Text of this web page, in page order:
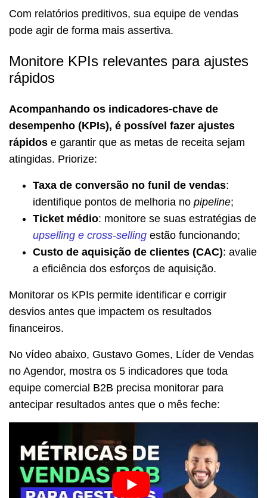
Com relatórios preditivos, sua equipe de vendas
pode agir de forma mais assertiva.
Monitore KPIs relevantes para ajustes
rápidos
Acompanhando os indicadores-chave de
desempenho (KPIs), é possível fazer ajustes
rápidos e garantir que as metas de receita sejam
atingidas. Priorize:
Taxa de conversão no funil de vendas:
identifique pontos de melhoria no pipeline;
Ticket médio: monitore se suas estratégias de
upselling e cross-selling estão funcionando;
Custo de aquisição de clientes (CAC): avalie
a eficiência dos esforços de aquisição.
Monitorar os KPIs permite identificar e corrigir
desvios antes que impactem os resultados
financeiros.
No vídeo abaixo, Gustavo Gomes, Líder de Vendas
no Agendor, mostra os 5 indicadores que toda
equipe comercial B2B precisa monitorar para
antecipar resultados antes que o mês feche: